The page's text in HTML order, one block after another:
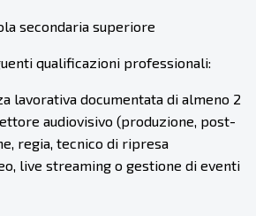
secondaria superiore
qualificazioni professionali:
lavorativa documentata di almeno 2
audiovisivo (produzione, post-
regia, tecnico di ripresa
live streaming o gestione di eventi